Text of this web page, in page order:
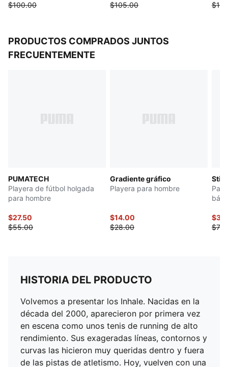
$100.00
$105.00
PRODUCTOS COMPRADOS JUNTOS
FRECUENTEMENTE
PUMATECH
Playera de fútbol holgada
para hombre
$27.50
$55.00
Gradiente gráfico
Playera para hombre
$14.00
$28.00
HISTORIA DEL PRODUCTO
Volvemos a presentar los Inhale. Nacidas en la
década del 2000, aparecieron por primera vez
en escena como unos tenis de running de alto
rendimiento. Sus exageradas líneas, contornos y
curvas las hicieron muy queridas dentro y fuera
de las pistas de atletismo. Hoy, vuelven con una